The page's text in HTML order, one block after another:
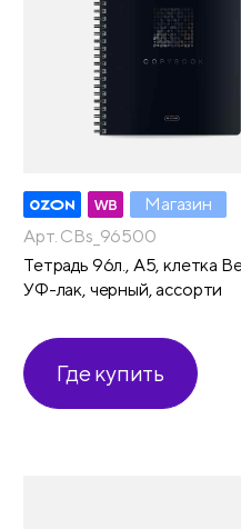
Магазин
Арт. CBs_96500
Тетрадь 96л., A5, клетка
УФ-лак, черный, ассорти
Где купить